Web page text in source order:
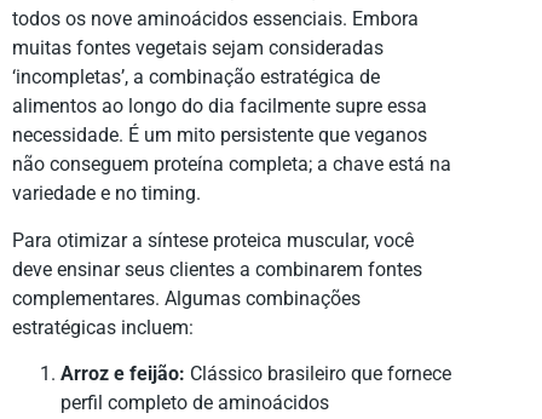
todos os nove aminoácidos essenciais. Embora
muitas fontes vegetais sejam consideradas
‘incompletas’, a combinação estratégica de
alimentos ao longo do dia facilmente supre essa
necessidade. É um mito persistente que veganos
não conseguem proteína completa; a chave está na
variedade e no timing.
Para otimizar a síntese proteica muscular, você
deve ensinar seus clientes a combinarem fontes
complementares. Algumas combinações
estratégicas incluem:
Arroz e feijão: Clássico brasileiro que fornece
perfil completo de aminoácidos